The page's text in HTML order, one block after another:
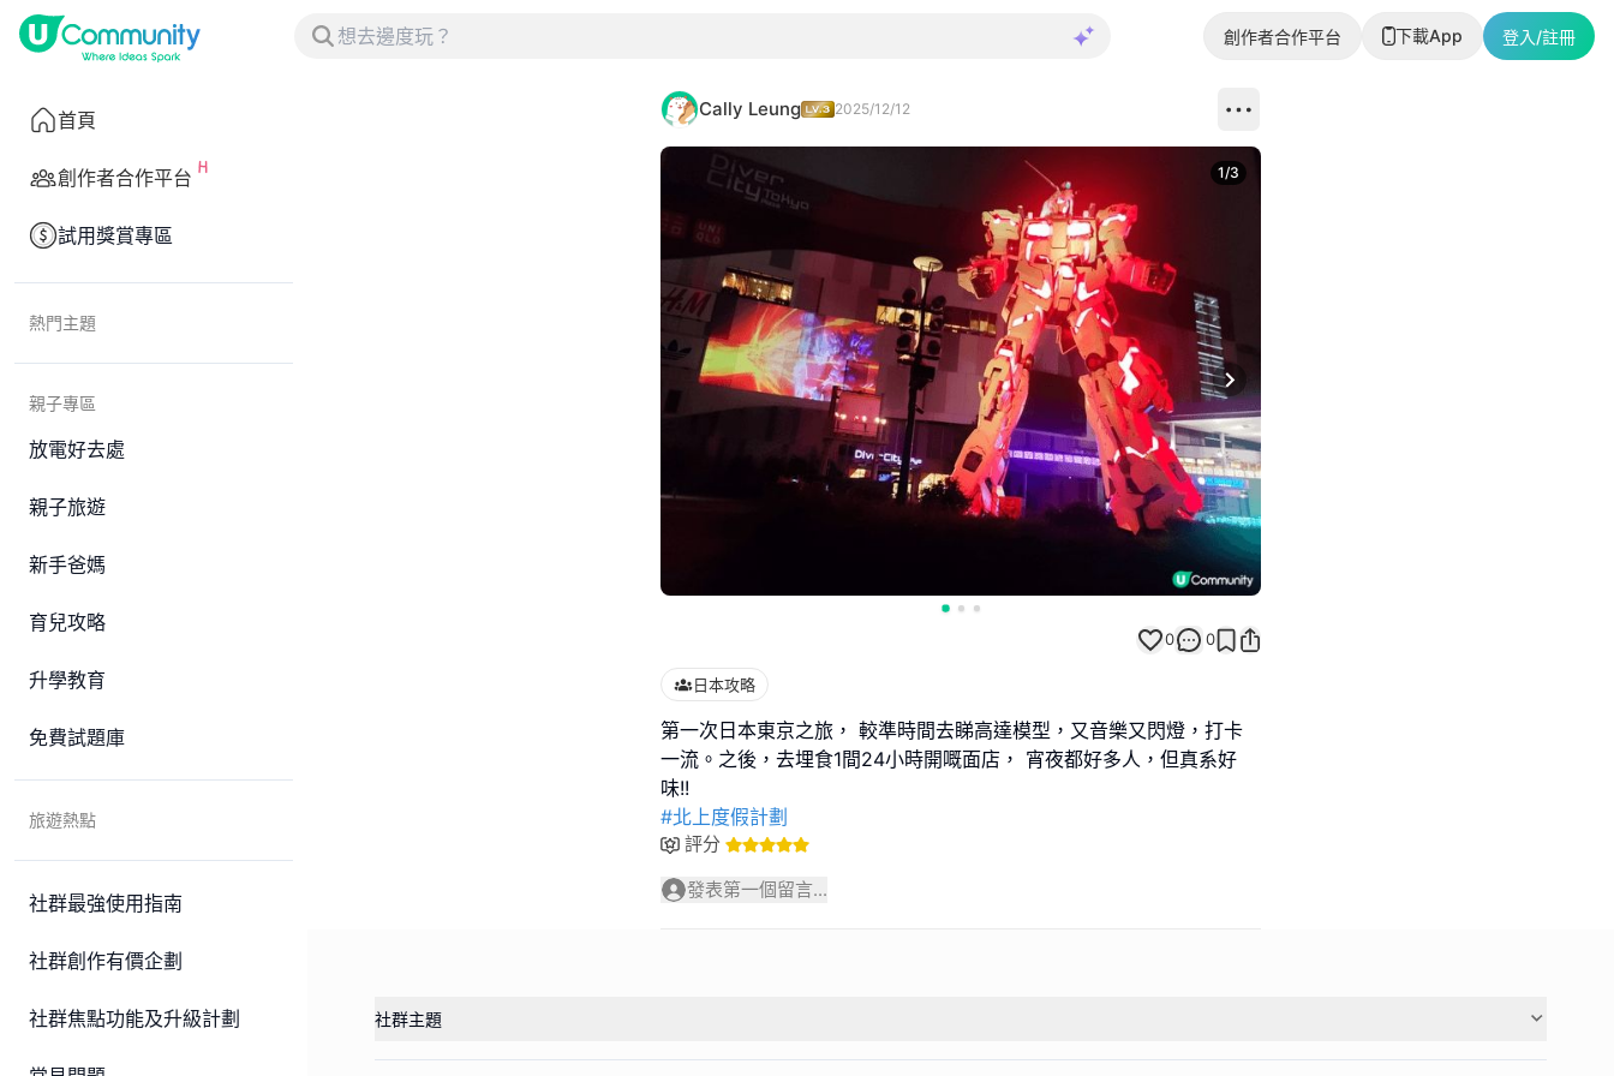
創作者合作平台 下載App 登入/註冊
首頁
創作者合作平台
試用獎賞專區
熱門主題
親子專區
放電好去處
親子旅遊
新手爸媽
育兒攻略
升學教育
免費試題庫
旅遊熱點
社群最強使用指南
社群創作有價企劃
社群焦點功能及升級計劃
Cally Leung 2025/12/12
Next slide
1/3
0 0
日本攻略
第一次日本東京之旅， 較準時間去睇高達模型，又音樂又閃燈，打卡
一流。之後，去埋食1間24小時開嘅面店， 宵夜都好多人，但真系好
#北上度假計劃
評分
發表第一個留言...
社群主題